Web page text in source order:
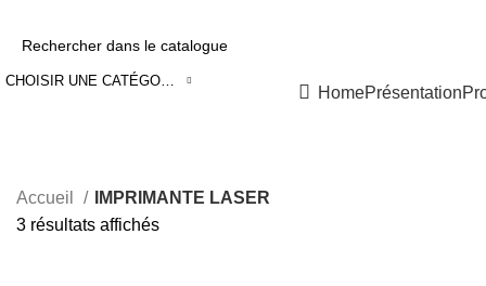
CHOISIR UNE CATÉGORIE
Nos Solutions HomePrésentation
Accueil
IMPRIMANTE LASER
3 résultats affichés